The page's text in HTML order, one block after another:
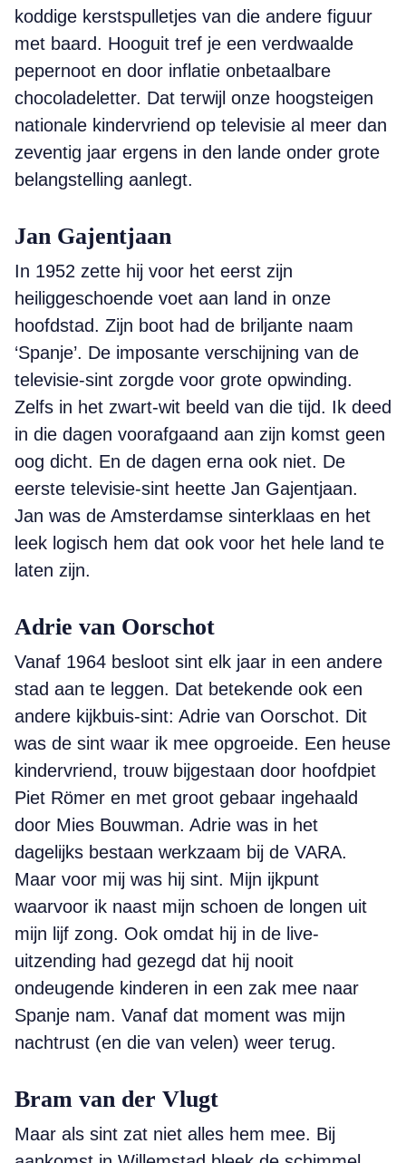
koddige kerstspulletjes van die andere figuur
met baard. Hooguit tref je een verdwaalde
pepernoot en door inflatie onbetaalbare
chocoladeletter. Dat terwijl onze hoogsteigen
nationale kindervriend op televisie al meer dan
zeventig jaar ergens in den lande onder grote
belangstelling aanlegt.
Jan Gajentjaan
In 1952 zette hij voor het eerst zijn
heiliggeschoende voet aan land in onze
hoofdstad. Zijn boot had de briljante naam
‘Spanje’. De imposante verschijning van de
televisie-sint zorgde voor grote opwinding.
Zelfs in het zwart-wit beeld van die tijd. Ik deed
in die dagen voorafgaand aan zijn komst geen
oog dicht. En de dagen erna ook niet. De
eerste televisie-sint heette Jan Gajentjaan.
Jan was de Amsterdamse sinterklaas en het
leek logisch hem dat ook voor het hele land te
laten zijn.
Adrie van Oorschot
Vanaf 1964 besloot sint elk jaar in een andere
stad aan te leggen. Dat betekende ook een
andere kijkbuis-sint: Adrie van Oorschot. Dit
was de sint waar ik mee opgroeide. Een heuse
kindervriend, trouw bijgestaan door hoofdpiet
Piet Römer en met groot gebaar ingehaald
door Mies Bouwman. Adrie was in het
dagelijks bestaan werkzaam bij de VARA.
Maar voor mij was hij sint. Mijn ijkpunt
waarvoor ik naast mijn schoen de longen uit
mijn lijf zong. Ook omdat hij in de live-
uitzending had gezegd dat hij nooit
ondeugende kinderen in een zak mee naar
Spanje nam. Vanaf dat moment was mijn
nachtrust (en die van velen) weer terug.
Bram van der Vlugt
Maar als sint zat niet alles hem mee. Bij